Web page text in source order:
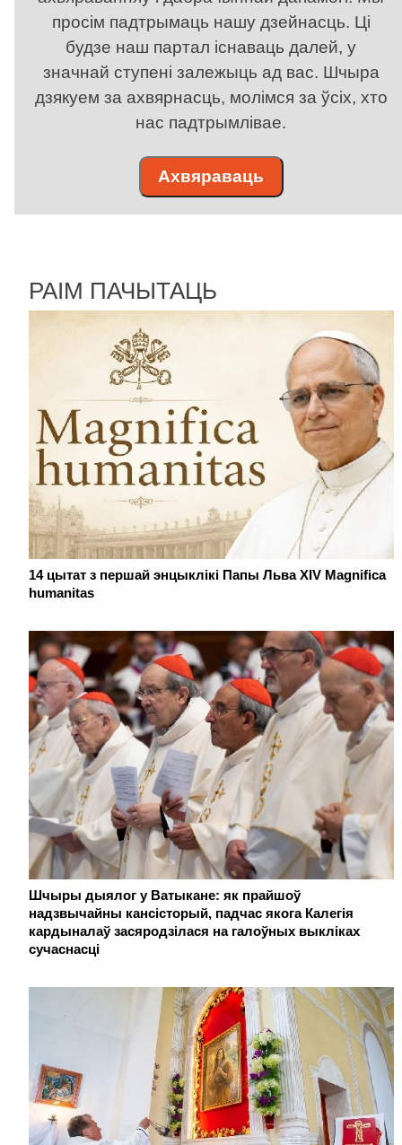
просім падтрымаць нашу дзейнасць. Ці
будзе наш партал існаваць далей, у
значнай ступені залежыць ад вас. Шчыра
дзякуем за ахвярнасць, молімся за ўсіх, хто
нас падтрымлівае.
Ахвяраваць
РАІМ ПАЧЫТАЦЬ
14 цытат з першай энцыклікі Папы Льва XIV Magnifica
humanitas
Шчыры дыялог у Ватыкане: як прайшоў
надзвычайны кансісторый, падчас якога Калегія
кардыналаў засяродзілася на галоўных выкліках
сучаснасці